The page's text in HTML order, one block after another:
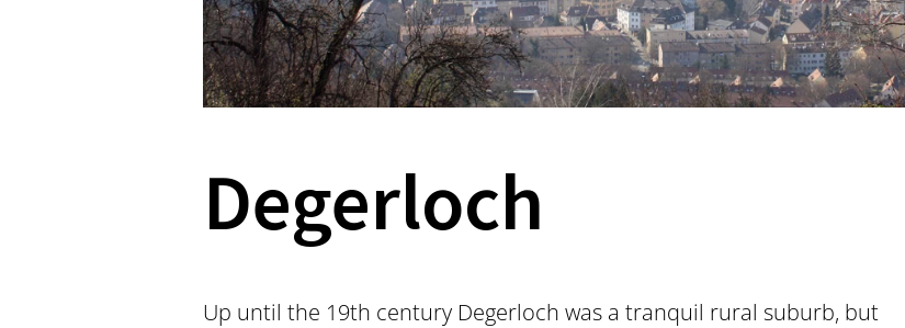
Degerloch
Up until the 19th century Degerloch was a tranquil rural suburb, but